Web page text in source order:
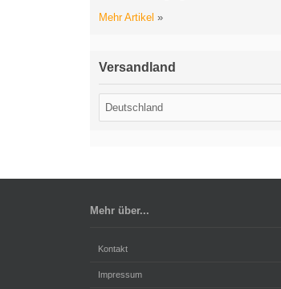
Mehr Artikel »
Versandland
Mehr über...
Kontakt
Impressum